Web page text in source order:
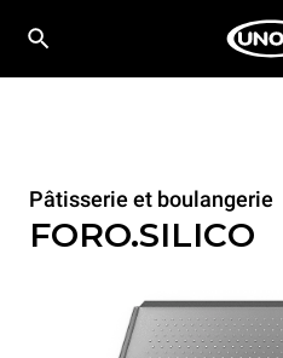
Pâtisserie et boulangerie
FORO.SILICO